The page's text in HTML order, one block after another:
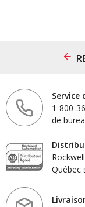
Service
1-800-
de
Québec